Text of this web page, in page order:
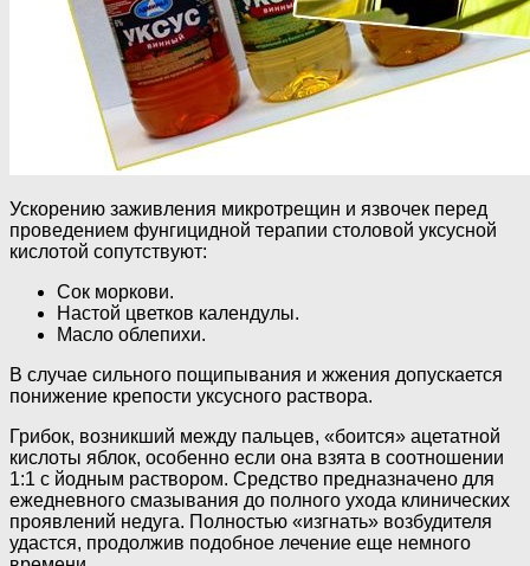
Ускорению заживления микротрещин и язвочек перед
проведением фунгицидной терапии столовой уксусной
кислотой сопутствуют:
Сок моркови.
Настой цветков календулы.
Масло облепихи.
В случае сильного пощипывания и жжения допускается
понижение крепости уксусного раствора.
Грибок, возникший между пальцев, «боится» ацетатной
кислоты яблок, особенно если она взята в соотношении
1:1 с йодным раствором. Средство предназначено для
ежедневного смазывания до полного ухода клинических
проявлений недуга. Полностью «изгнать» возбудителя
удастся, продолжив подобное лечение еще немного